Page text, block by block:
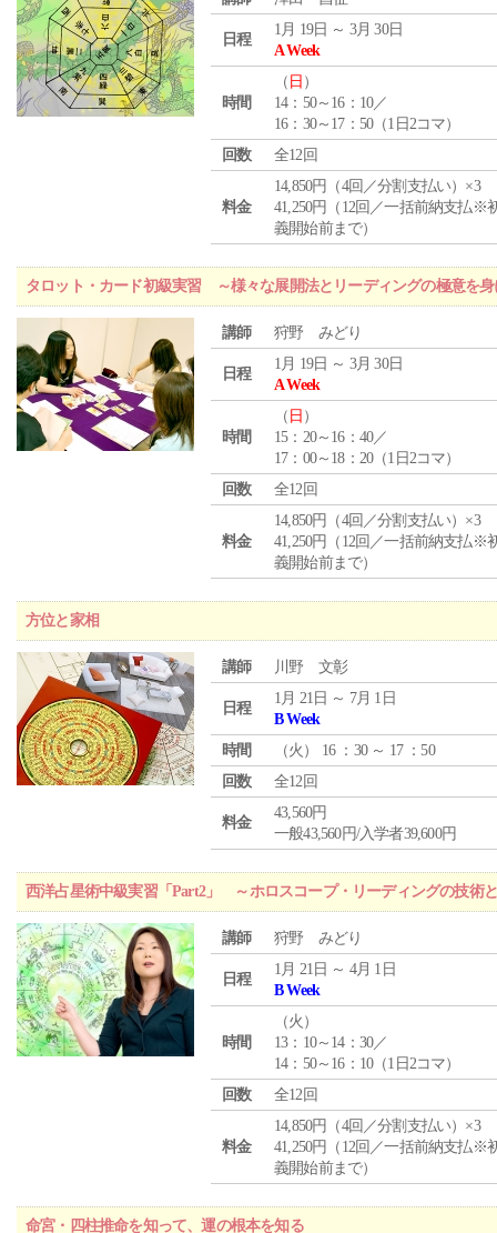
日程
1月 19日 ～ 3月 30日
A Week
時間
（ 日 ）
14：50～16：10／
16：30～17：50（1日2コマ）
回数
全12回
料金
14,850円（4回／分割支払い）×3
41,250円（12回／一括前納支払※
義開始前まで）
タロット・カード初級実習 ～様々な展開法とリーディングの極意を身
講師 狩野 みどり
日程
1月 19日 ～ 3月 30日
A Week
時間
（ 日 ）
15：20～16：40／
17：00～18：20（1日2コマ）
回数
全12回
料金
14,850円（4回／分割支払い）×3
41,250円（12回／一括前納支払※
義開始前まで）
方位と家相
講師 川野 文彰
日程
1月 21日 ～ 7月 1日
B Week
時間
（火 ） 16 ：30 ～ 17 ：50
回数
全12回
料金
43,560円
一般43,560円/入学者39,600円
西洋占星術中級実習「Part2」 ～ホロスコープ・リーディングの技術
講師 狩野 みどり
日程
1月 21日 ～ 4月 1日
B Week
時間
（火 ）
13：10～14：30／
14：50～16：10（1日2コマ）
回数
全12回
料金
14,850円（4回／分割支払い）×3
41,250円（12回／一括前納支払※
義開始前まで）
命宮・四柱推命を知って、運の根本を知る